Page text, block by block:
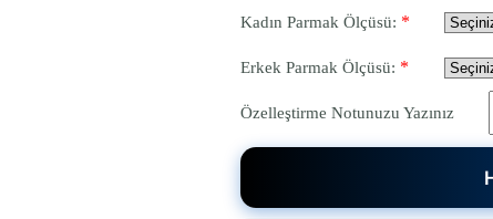
Kadın Parmak Ölçüsü: *
Erkek Parmak Ölçüsü: *
Özelleştirme Notunuzu Yazınız